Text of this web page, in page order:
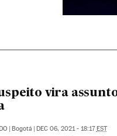
vira
| Bogotá | DEC 06, 2021 - 18:17EST